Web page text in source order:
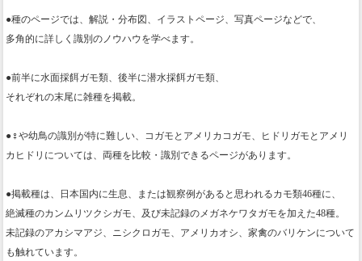
●種のページでは、解説・分布図、イラストページ、写真ページなどで、
多角的に詳しく識別のノウハウを学べます。
●前半に水面採餌ガモ類、後半に潜水採餌ガモ類、
それぞれの末尾に雑種を掲載。
●♀や幼鳥の識別が特に難しい、コガモとアメリカコガモ、ヒドリガモとアメリ
カヒドリについては、両種を比較・識別できるページがあります。
●掲載種は、日本国内に生息、または観察例があると思われるカモ類46種に、
絶滅種のカンムリツクシガモ、及び未記録のメガネケワタガモを加えた48種。
未記録のアカシマアジ、ニシクロガモ、アメリカオシ、家禽のバリケンについて
も触れています。